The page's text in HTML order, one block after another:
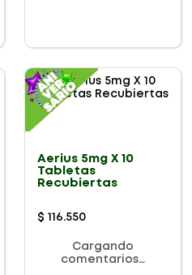
Aerius 5mg X 10
Tabletas
Recubiertas
$ 116.550
Cargando
comentarios…